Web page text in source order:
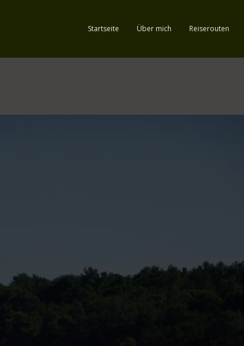
Startseite Über mich Reiserouten